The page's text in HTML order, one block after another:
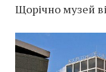
Щорічно музей